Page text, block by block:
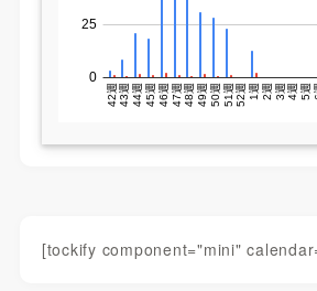
[tockify component="mini"